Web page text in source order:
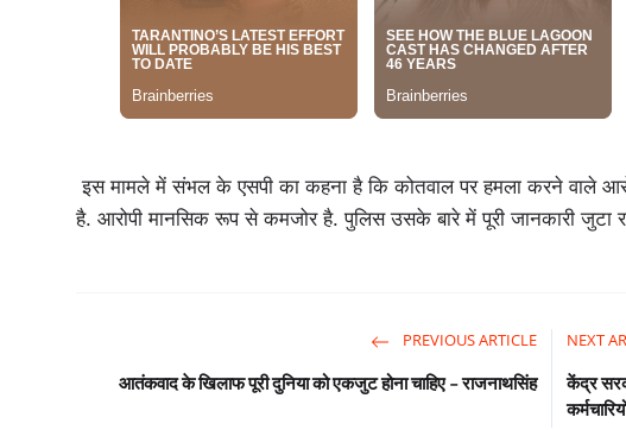
इस मामले में संभल के एसपी का कहना है कि कोतवाल पर हमला करने वाले
है. आरोपी मानसिक रूप से कमजोर है. पुलिस उसके बारे में पूरी जानकारी जुटा
PREVIOUS ARTICLE
आतंकवाद के खिलाफ पूरी दुनिया को एकजुट होना चाहिए - राजनाथसिंह
NEXT
केंद्र